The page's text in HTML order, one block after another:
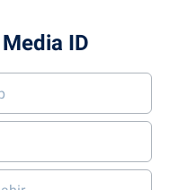
ID